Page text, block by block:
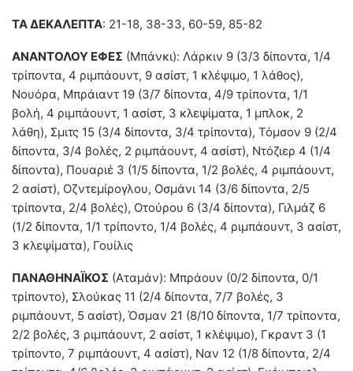
ΤΑ ΔΕΚΑΛΕΠΤΑ: 21-18, 38-33, 60-59, 85-82
ΑΝΑΝΤΟΛΟΥ ΕΦΕΣ (Μπάνκι): Λάρκιν 9 (3/3 δίποντα, 1/4
τρίποντα, 4 ριμπάουντ, 9 ασίστ, 1 κλέψιμο, 1 λάθος),
Νουόρα, Μπράιαντ 19 (3/7 δίποντα, 4/9 τρίποντα, 1/1
βολή, 4 ριμπάουντ, 1 ασίστ, 3 κλεψίματα, 1 μπλοκ, 2
λάθη), Σμιτς 15 (3/4 δίποντα, 3/4 τρίποντα), Τόμσον 9 (2/4
δίποντα, 3/4 βολές, 2 ριμπάουντ, 4 ασίστ), Ντόζιερ 4 (1/4
δίποντα), Πουαριέ 3 (1/5 δίποντα, 1/2 βολές, 4 ριμπάουντ,
2 ασίστ), Οζντεμίρογλου, Οσμάνι 14 (3/6 δίποντα, 2/5
τρίποντα, 2/4 βολές), Οτούρου 6 (3/4 δίποντα), Γιλμάζ 6
(1/2 δίποντα, 1/1 τρίποντο, 1/4 βολές, 4 ριμπάουντ, 3 ασίστ,
3 κλεψίματα), Γουίλις
ΠΑΝΑΘΗΝΑΪΚΟΣ (Αταμάν): Μπράουν (0/2 δίποντα, 0/1
τρίποντο), Σλούκας 11 (2/4 δίποντα, 7/7 βολές, 3
ριμπάουντ, 5 ασίστ), Όσμαν 21 (8/10 δίποντα, 1/7 τρίποντα,
2/2 βολές, 3 ριμπάουντ, 2 ασίστ, 1 κλέψιμο), Γκραντ 3 (1
τρίποντο, 7 ριμπάουντ, 4 ασίστ), Ναν 12 (1/8 δίποντα, 2/4